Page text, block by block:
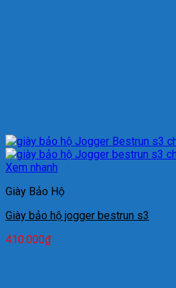
Xem nhanh
Giày Bảo Hộ
Giày bảo hộ jogger bestrun s3
410.000₫